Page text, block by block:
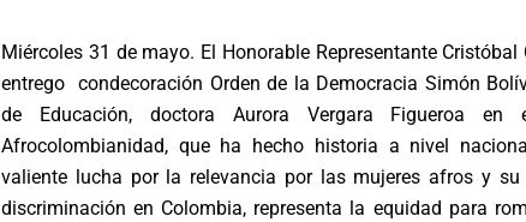
Miércoles 31 de mayo. El Honorable Representante Cristóbal
entrego condecoración Orden de la Democracia Simón
de Educación, doctora Aurora Vergara Figueroa
Afrocolombianidad, que ha hecho historia a nivel
valiente lucha por la relevancia por las mujeres afros y
discriminación en Colombia, representa la equidad para